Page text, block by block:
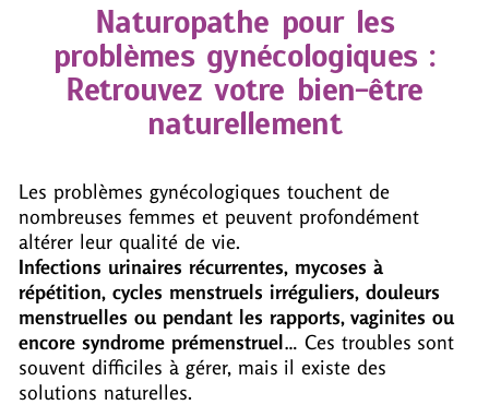
Naturopathe pour les
problèmes gynécologiques :
Retrouvez votre bien-être
naturellement
Les problèmes gynécologiques touchent de
nombreuses femmes et peuvent profondément
altérer leur qualité de vie.
Infections urinaires récurrentes, mycoses à
répétition, cycles menstruels irréguliers, douleurs
menstruelles ou pendant les rapports, vaginites ou
encore syndrome prémenstruel… Ces troubles sont
souvent difficiles à gérer, mais il existe des
solutions naturelles.